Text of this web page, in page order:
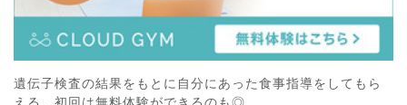
遺伝子検査の結果をもとに自分にあった食事指導をしてもら